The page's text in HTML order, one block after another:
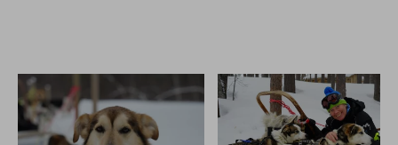
12. Reiserücktritt
13. Restrisiko